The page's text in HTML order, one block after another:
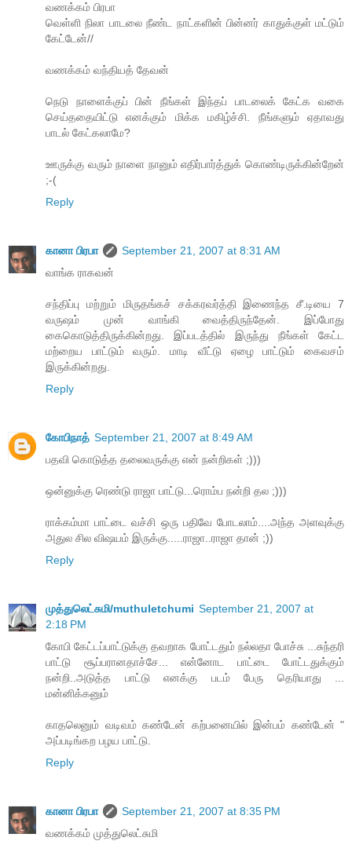
வணக்கம் பிரபா
வெள்ளி நிலா பாடலை நீண்ட நாட்களின் பின்னர் காதுக்குள் மட்டும்
கேட்டேன்//
வணக்கம் வந்தியத் தேவன்
நெடு நாளைக்குப் பின் நீங்கள் இந்தப் பாடலைக் கேட்க வகை
செய்ததையிட்டு எனக்கும் மிக்க மகிழ்ச்சி. நீங்களும் ஏதாவது
பாடல் கேட்கலாமே?
ஊருக்கு வரும் நாளை நானும் எதிர்பார்த்துக் கொண்டிருக்கின்றேன்
;-(
Reply
கானா பிரபா
September 21, 2007 at 8:31 AM
வாங்க ராகவன்
சந்திப்பு மற்றும் மிருதங்கச் சக்கரவர்த்தி இணைந்த சீ.டியை 7
வருஷம் முன் வாங்கி வைத்திருந்தேன். இப்போது
கைகொடுத்திருக்கின்றது. இப்படத்தில் இருந்து நீங்கள் கேட்ட
மற்றைய பாட்டும் வரும். மாடி வீட்டு ஏழை பாட்டும் கைவசம்
இருக்கின்றது.
Reply
கோபிநாத் September 21, 2007 at 8:49 AM
பதவி கொடுத்த தலைவருக்கு என் நன்றிகள் ;)))
ஒன்னுக்கு ரெண்டு ராஜா பாட்டு...ரொம்ப நன்றி தல ;)))
ராக்கம்மா பாட்டை வச்சி ஒரு பதிவே போடலாம்....அந்த அளவுக்கு
அதுல சில விஷயம் இருக்கு.....ராஜா..ராஜா தான் ;))
Reply
முத்துலெட்சுமி/muthuletchumi September 21, 2007 at
2:18 PM
கோபி கேட்டப்பாட்டுக்கு தவறாக போட்டதும் நல்லதா போச்சு ...சுந்தரி
பாட்டு சூப்பரானதாச்சே... என்னோட பாட்டை போட்டதுக்கும்
நன்றி..அடுத்த பாட்டு எனக்கு படம் பேரு தெரியாது ...
மன்னிக்கனும்
காதலெனும் வடிவம் கண்டேன் கற்பனையில் இன்பம் கண்டேன் "
அப்படிங்கற பழய பாட்டு.
Reply
கானா பிரபா
September 21, 2007 at 8:35 PM
வணக்கம் முத்துலெட்சுமி